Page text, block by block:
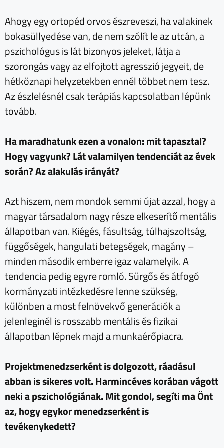
Ahogy egy ortopéd orvos észreveszi, ha valakinek
bokasüllyedése van, de nem szólít le az utcán, a
pszichológus is lát bizonyos jeleket, látja a
szorongás vagy az elfojtott agresszió jegyeit, de
hétköznapi helyzetekben ennél többet nem tesz.
Az észlelésnél csak terápiás kapcsolatban lépünk
tovább.
Ha maradhatunk ezen a vonalon: mit tapasztal?
Hogy vagyunk? Lát valamilyen tendenciát az évek
során? Az alakulás irányát?
Azt hiszem, nem mondok semmi újat azzal, hogy a
magyar társadalom nagy része elkeserítő mentális
állapotban van. Kiégés, fásultság, túlhajszoltság,
függőségek, hangulati betegségek, magány –
minden második emberre igaz valamelyik. A
tendencia pedig egyre romló. Sürgős és átfogó
kormányzati intézkedésre lenne szükség,
különben a most felnövekvő generációk a
jelenleginél is rosszabb mentális és fizikai
állapotban lépnek majd a munkaérőpiacra.
Projektmenedzserként is dolgozott, ráadásul
abban is sikeres volt. Harmincéves korában vágott
neki a pszichológiának. Mit gondol, segíti ma Önt
az, hogy egykor menedzserként is
tevékenykedett?